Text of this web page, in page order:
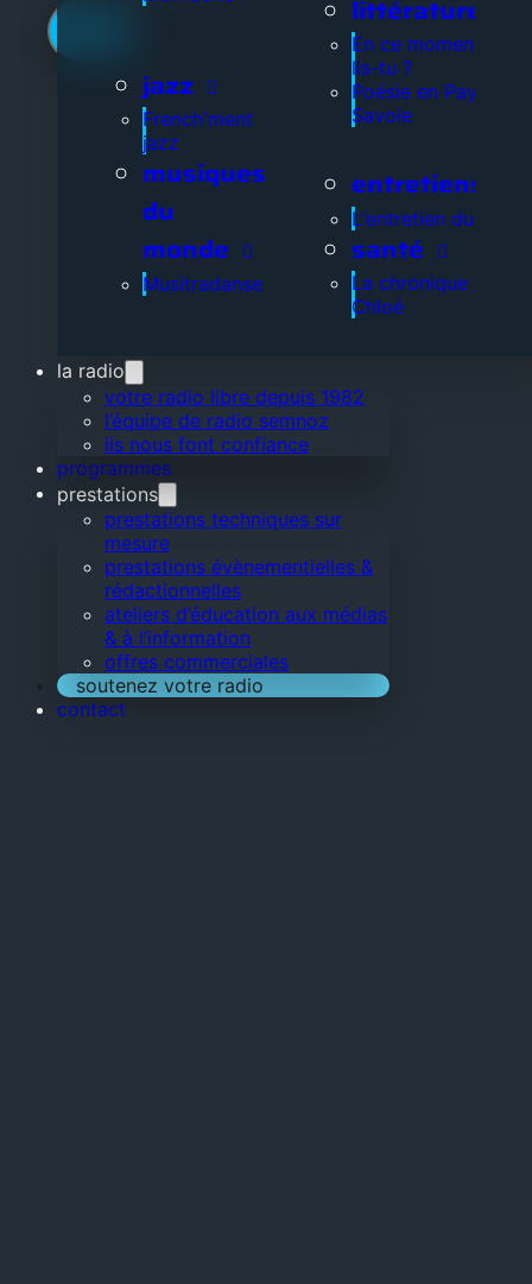
jazz
French'ment
jazz
musiques
du
monde
Musitradanse
littérature
En ce moment, que
lis-tu ?
Poésie en Pays de
Savoie
entretiens
L'entretien du jour
santé
La chronique de
Chloé
la radio
votre radio libre depuis 1982
l’équipe de radio semnoz
ils nous font confiance
programmes
prestations
prestations techniques sur
mesure
prestations évènementielles &
rédactionnelles
ateliers d’éducation aux médias
& à l’information
offres commerciales
soutenez votre radio
contact